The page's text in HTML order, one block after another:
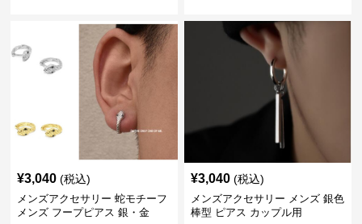
¥3,040 (税込)
メンズアクセサリー 蛇モチーフ
メンズ フープピアス 銀・金
¥3,040 (税込)
メンズアクセサリー メンズ 銀色
棒型 ピアス カップル用